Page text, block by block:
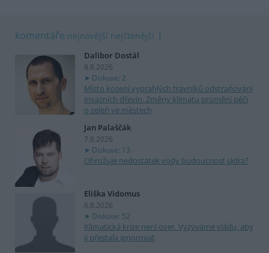
komentáře nejnovější nejčtenější
Dalibor Dostál
8.8.2026
Diskuse: 2
Místo kosení vyprahlých trávníků odstraňování
invazních dřevin. Změny klimatu promění péči
o zeleň ve městech
Jan Palaščák
7.8.2026
Diskuse: 13
Ohrožuje nedostatek vody budoucnost jádra?
Eliška Vidomus
6.8.2026
Diskuse: 52
Klimatická krize není over. Vyzýváme vládu, aby
ji přestala ignorovat